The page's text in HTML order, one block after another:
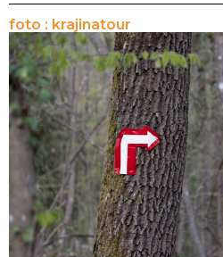
foto : krajinatour